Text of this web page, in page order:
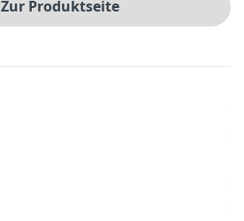
Zur Produktseite